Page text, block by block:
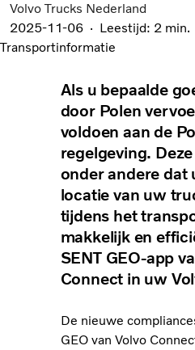
Volvo Trucks Nederland
2025-11-06
Leestijd: 2 min.
Transportinformatie
Als u bepaalde
door Polen
voldoen aan de
regelgeving.
onder andere dat
locatie van uw
tijdens het
makkelijk en
SENT GEO-app
Connect in uw
De nieuwe
GEO van Volvo